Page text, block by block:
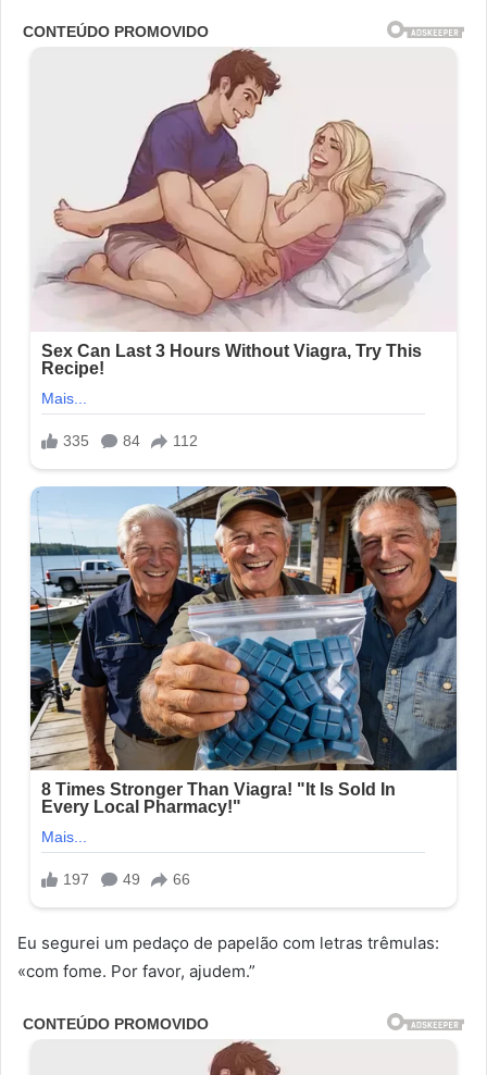
Eu segurei um pedaço de papelão com letras trêmulas:
«com fome. Por favor, ajudem.”